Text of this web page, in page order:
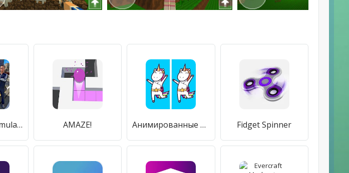
Russian Car Simulator 2019 AMAZE! Анимированные Отличия Fidget Spinner